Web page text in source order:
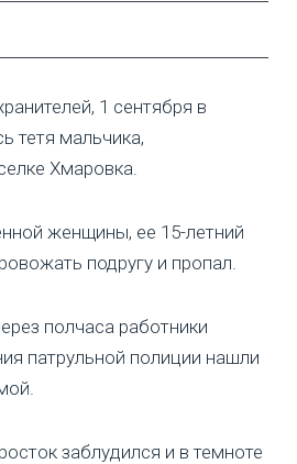
1 сентября в
тетя мальчика,
Хмаровка.
женщины, ее 15-летний
подругу и пропал.
полчаса работники
патрульной полиции нашли
заблудился и в темноте